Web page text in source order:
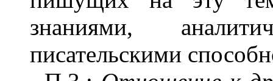
знаниями,
писательскими